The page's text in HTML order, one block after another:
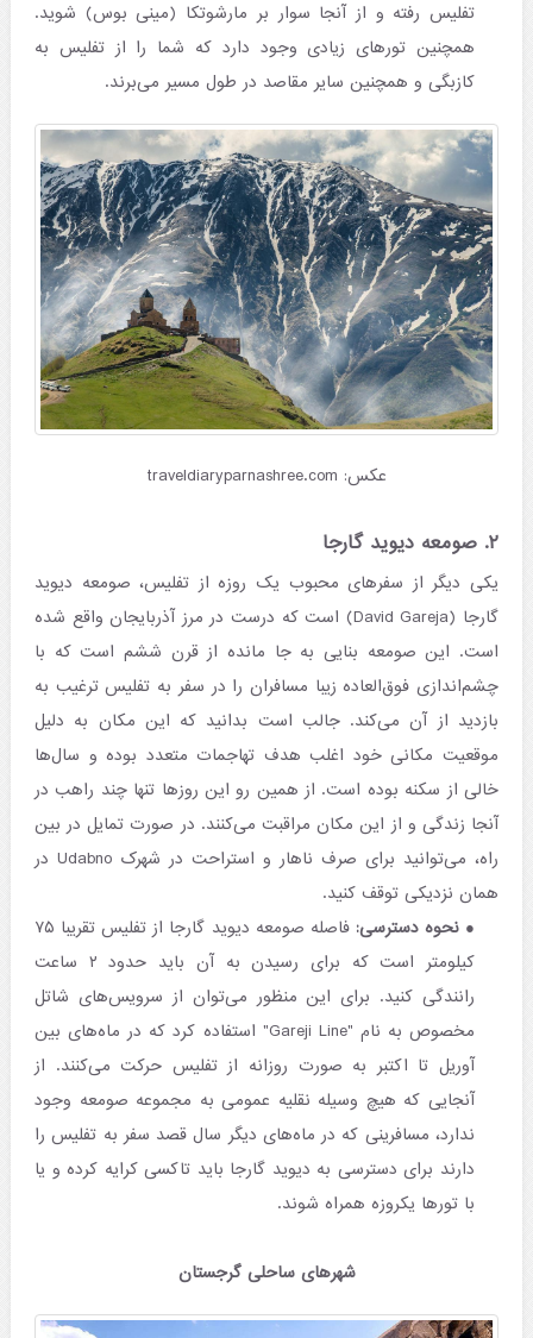
تفلیس رفته و از آنجا سوار بر مارشوتکا (مینی بوس) شوید.
همچنین تورهای زیادی وجود دارد که شما را از تفلیس به
کازبگی و همچنین سایر مقاصد در طول مسیر می‌برند.
عکس: traveldiaryparnashree.com
۲. صومعه دیوید گارجا
یکی دیگر از سفرهای محبوب یک روزه از تفلیس، صومعه دیوید
گارجا (David Gareja) است که درست در مرز آذربایجان واقع شده
است. این صومعه بنایی به جا مانده از قرن ششم است که با
چشم‌اندازی فوق‌العاده زیبا مسافران را در سفر به تفلیس ترغیب به
بازدید از آن می‌کند. جالب است بدانید که این مکان به دلیل
موقعیت مکانی خود اغلب هدف تهاجمات متعدد بوده و سال‌ها
خالی از سکنه بوده است. از همین رو این روزها تنها چند راهب در
آنجا زندگی و از این مکان مراقبت می‌کنند. در صورت تمایل در بین
راه، می‌توانید برای صرف ناهار و استراحت در شهرک Udabno در
همان نزدیکی توقف کنید.
نحوه دسترسی:
فاصله صومعه دیوید گارجا از تفلیس تقریبا ۷۵
کیلومتر است که برای رسیدن به آن باید حدود ۲ ساعت
رانندگی کنید. برای این منظور می‌توان از سرویس‌های شاتل
مخصوص به نام "Gareji Line" استفاده کرد که در ماه‌های بین
آوریل تا اکتبر به صورت روزانه از تفلیس حرکت می‌کنند. از
آنجایی که هیچ وسیله نقلیه عمومی به مجموعه صومعه وجود
ندارد، مسافرینی که در ماه‌های دیگر سال قصد سفر به تفلیس را
دارند برای دسترسی به دیوید گارجا باید تاکسی کرایه کرده و یا
با تورها یکروزه همراه شوند.
شهرهای ساحلی گرجستان